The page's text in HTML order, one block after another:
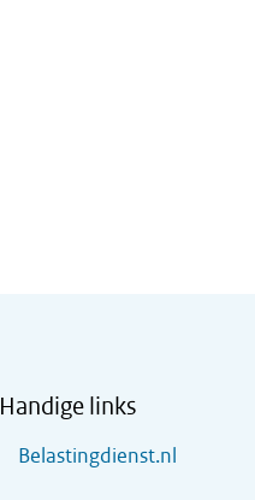
Handige links
Belastingdienst.nl